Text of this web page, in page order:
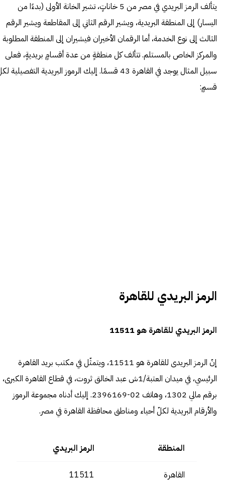
يتألف الرمز البريدي في مصر من 5 خاناتٍ، تشير الخانة الأولى (بدءًا من
اليسار) إلى المنطقة البريدية، ويشير الرقم الثاني إلى المقاطعة ويشير الرقم
الثالث إلى نوع الخدمة، أما الرقمان الأخيران فيشيران إلى المنطقة المطلوبة
والمركز الخاص بالمستلم. تتألف كل منطقةٍ من عدة أقسامٍ بريديةٍ، فعلى
سبيل المثال يوجد في القاهرة 43 قسمًا. إليك الرموز البريدية التفصيلية
قسمٍ:
الرمز البريدي للقاهرة
الرمز البريدي للقاهرة هو 11511
إنّ الرمز البريدى للقاهرة هو 11511، ويتمثّل في مكتب بريد القاهرة
الرئيسي، في ميدان العتبة/1ش عبد الخالق ثروت، في قطاع القاهرة الكبرى،
برقم مالي 1302، وهاتف 02-2396169. إليك أدناه مجموعة الرموز
والأرقام البريدية لكلّ أحياء ومناطق محافظة القاهرة في مصر.
المنطقة الرمز البريدي
القاهرة 11511